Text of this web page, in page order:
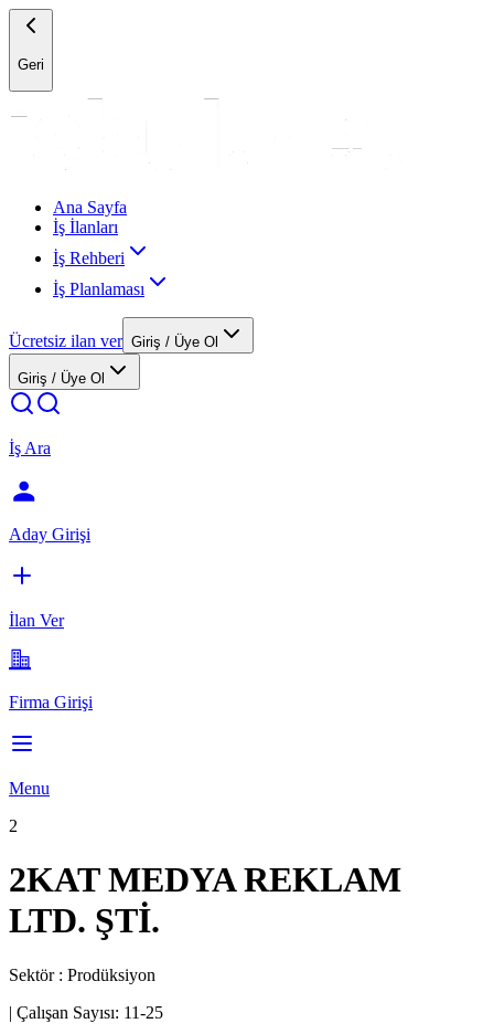
Geri
Ana Sayfa
İş İlanları
İş Rehberi
İş Planlaması
Ücretsiz ilan ver Giriş / Üye Ol
Giriş / Üye Ol
İş Ara
Aday Girişi
İlan Ver
Firma Girişi
Menu
2
2KAT MEDYA REKLAM
LTD. ŞTİ.
Sektör : Prodüksiyon
| Çalışan Sayısı: 11-25